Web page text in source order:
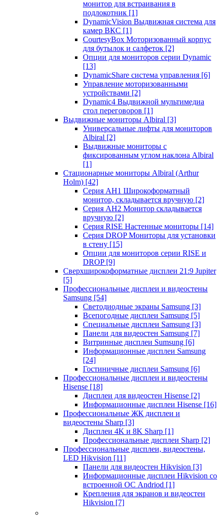
монитор для встраивания в
подлокотник [1]
DynamicVision Выдвижная система для
камер ВКС [1]
CourtesyBox Моторизованный корпус
для бутылок и салфеток [2]
Опции для мониторов серии Dynamic
[13]
DynamicShare система управления [6]
Управление моторизованными
устройствами [2]
Dynamic4 Выдвижной мультимедиа
стол переговоров [1]
Выдвижные мониторы Albiral [3]
Универсальные лифты для мониторов
Albiral [2]
Выдвижные мониторы с
фиксированным углом наклона Albiral
[1]
Стационарные мониторы Albiral (Arthur
Holm) [42]
Серия AH1 Широкоформатный
монитор, складывается вручную [2]
Серия AH2 Монитор складывается
вручную [2]
Серия RISE Настенные мониторы [14]
Серия DROP Мониторы для установки
в стену [15]
Опции для мониторов серии RISE и
DROP [9]
Сверхширокоформатные дисплеи 21:9 Jupiter
[5]
Профессиональные дисплеи и видеостены
Samsung [54]
Светодиодные экраны Samsung [3]
Всепогодные дисплеи Samsung [5]
Специальные дисплеи Samsung [3]
Панели для видеостен Samsung [7]
Витринные дисплеи Sumsung [6]
Информационные дисплеи Samsung
[24]
Гостиничные дисплеи Samsung [6]
Профессиональные дисплеи и видеостены
Hisense [18]
Дисплеи для видеостен Hisense [2]
Информационные дисплеи Hisense [16]
Профессиональные ЖК дисплеи и
видеостены Sharp [3]
Дисплеи 4K и 8K Sharp [1]
Профессиональные дисплеи Sharp [2]
Профессиональные дисплеи, видеостены,
LED Hikvision [11]
Панели для видеостен Hikvision [3]
Информационные дисплеи Hikvision со
встроенной ОС Andriod [1]
Крепления для экранов и видеостен
Hikvision [7]